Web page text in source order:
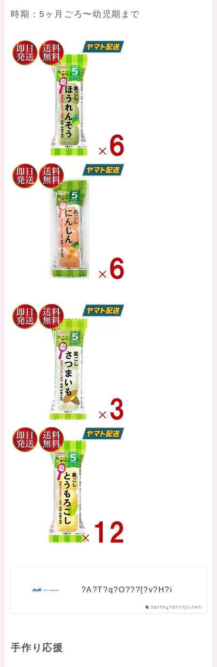
時期：5ヶ月ごろ〜幼児期まで
?A?T?q?O???[?v?H?i
?A?T?q?O???[?v?H?i
手作り応援